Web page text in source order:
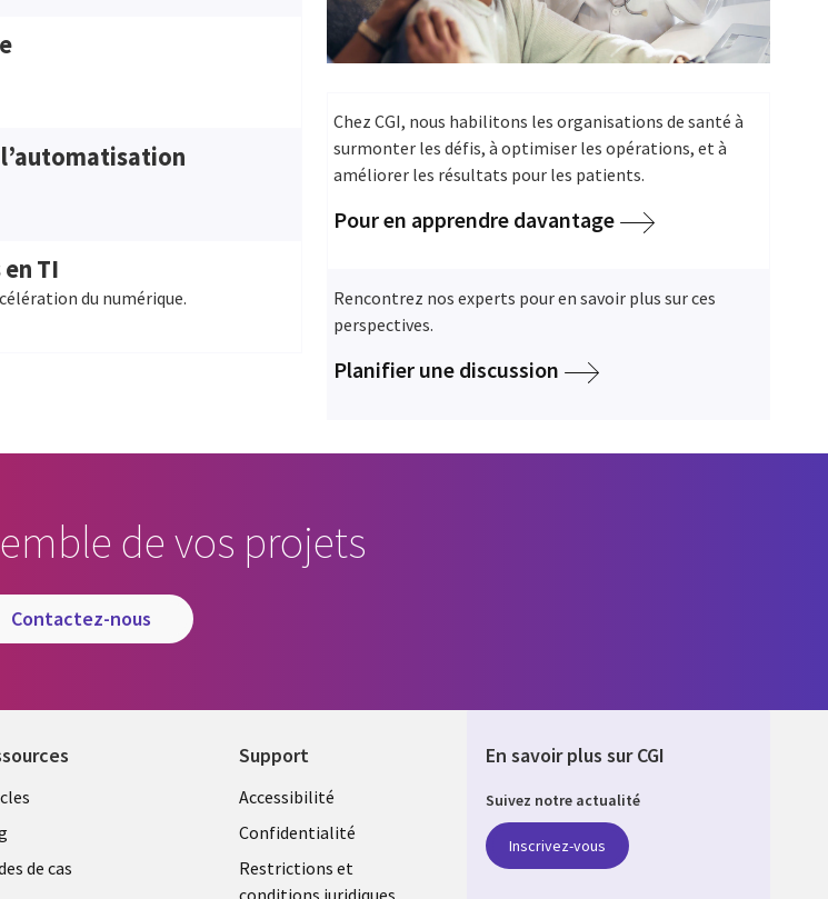
TI
du numérique.
Chez CGI, nous habilitons les organisations de santé à
surmonter les défis, à optimiser les opérations, et à
améliorer les résultats pour les patients.
Pour en apprendre davantage
Rencontrez nos experts pour en savoir plus sur ces
perspectives.
Planifier une discussion
de vos projets
contactez-nous
de cas
Support
Legal
Morocco
Accessibilité
Confidentialité
Restrictions et
conditions juridiques
En savoir plus sur CGI
Suivez notre actualité
Inscrivez-vous